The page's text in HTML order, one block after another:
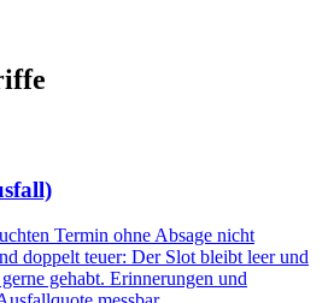
Termin ohne Absage nicht
doppelt teuer: Der Slot bleibt leer und
gehabt. Erinnerungen und